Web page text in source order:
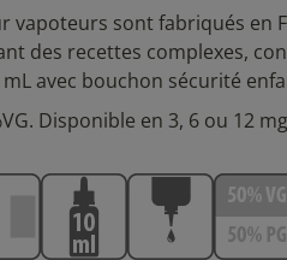
vapoteurs sont fabriqués en
des recettes complexes,
avec bouchon sécurité
Disponible en 3, 6 ou 12